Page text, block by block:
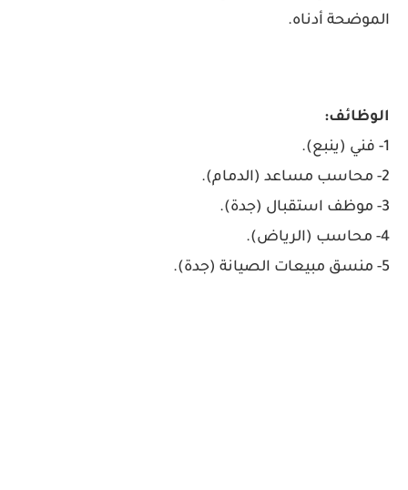
الموضحة أدناه.
الوظائف:
1- فني (ينبع).
2- محاسب مساعد (الدمام).
3- موظف استقبال (جدة).
4- محاسب (الرياض).
5- منسق مبيعات الصيانة (جدة).